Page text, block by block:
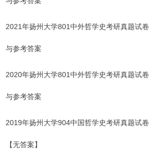
2021年扬州大学801中外哲学史考研真题试卷
与参考答案
2020年扬州大学801中外哲学史考研真题试卷
与参考答案
2019年扬州大学904中国哲学史考研真题试卷
【无答案】